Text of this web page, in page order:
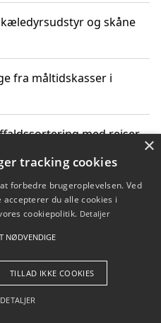
og skåne
fra måltidskasser i
med rejser
bidrage til co2 reduktion
Blog Betingelser
×
tracking cookies
forbedre brugeroplevelsen. Ved
du alle cookies i
cookiepolitik. Detaljer
NØDVENDIGE
TILLAD IKKE COOKIES